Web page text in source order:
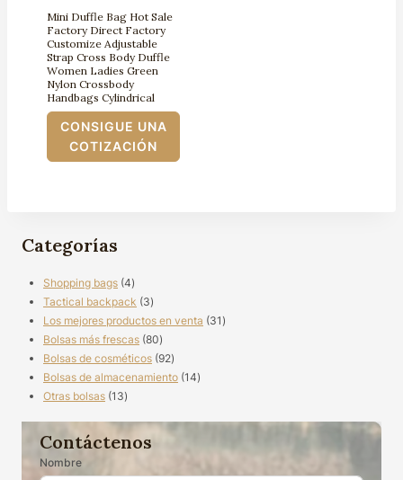
Mini Duffle Bag Hot Sale
Factory Direct Factory
Customize Adjustable
Strap Cross Body Duffle
Women Ladies Green
Nylon Crossbody
Handbags Cylindrical
CONSIGUE UNA
COTIZACIÓN
Categorías
Shopping bags 44
productos
Tactical backpack 33
productos
Los mejores productos en venta 31 31
Bolsas más frescas 8080
productos
Bolsas de cosméticos 9292
productos
Bolsas de almacenamiento 1414
Otras bolsas 1313
Contáctenos
Nombre